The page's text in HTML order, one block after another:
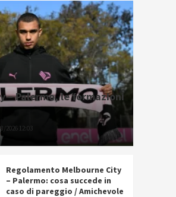
– Palermo, le formazioni
2026 12:03
Regolamento Melbourne City
– Palermo: cosa succede in
caso di pareggio / Amichevole